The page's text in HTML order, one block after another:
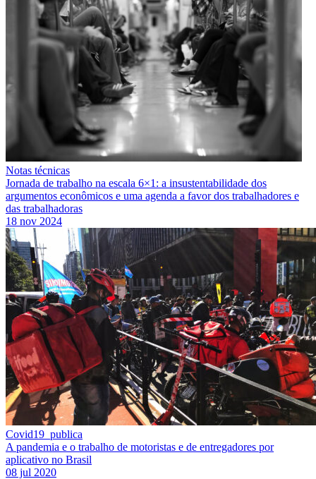
Notas técnicas
Jornada de trabalho na escala 6×1: a insustentabilidade dos
argumentos econômicos e uma agenda a favor dos trabalhadores e
das trabalhadoras
18 nov 2024
Covid19_publica
A pandemia e o trabalho de motoristas e de entregadores por
aplicativo no Brasil
08 jul 2020